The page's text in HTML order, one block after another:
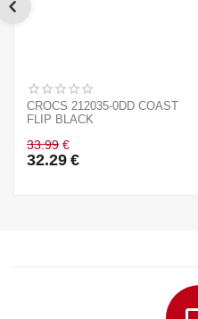
CROCS 212035-0DD COAST
FLIP BLACK
33.99 €
32.29 €